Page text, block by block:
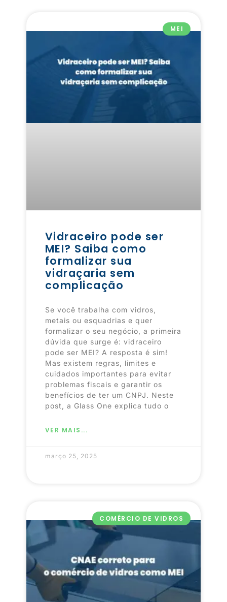
MEI
Vidraceiro pode ser
MEI? Saiba como
formalizar sua
vidraçaria sem
complicação
Se você trabalha com vidros,
metais ou esquadrias e quer
formalizar o seu negócio, a primeira
dúvida que surge é: vidraceiro
pode ser MEI? A resposta é sim!
Mas existem regras, limites e
cuidados importantes para evitar
problemas fiscais e garantir os
benefícios de ter um CNPJ. Neste
post, a Glass One explica tudo o
VER MAIS...
março 25, 2025
COMÉRCIO DE VIDROS